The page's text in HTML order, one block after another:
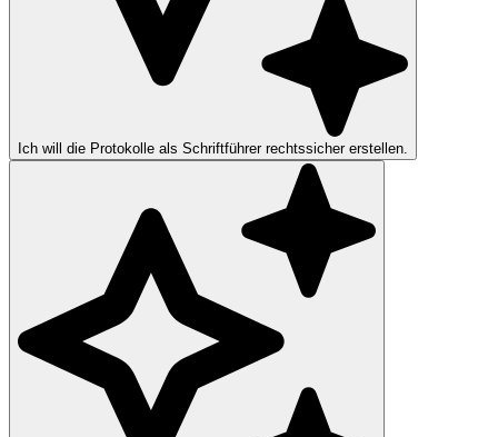
Ich will die Protokolle als Schriftführer rechtssicher erstellen.